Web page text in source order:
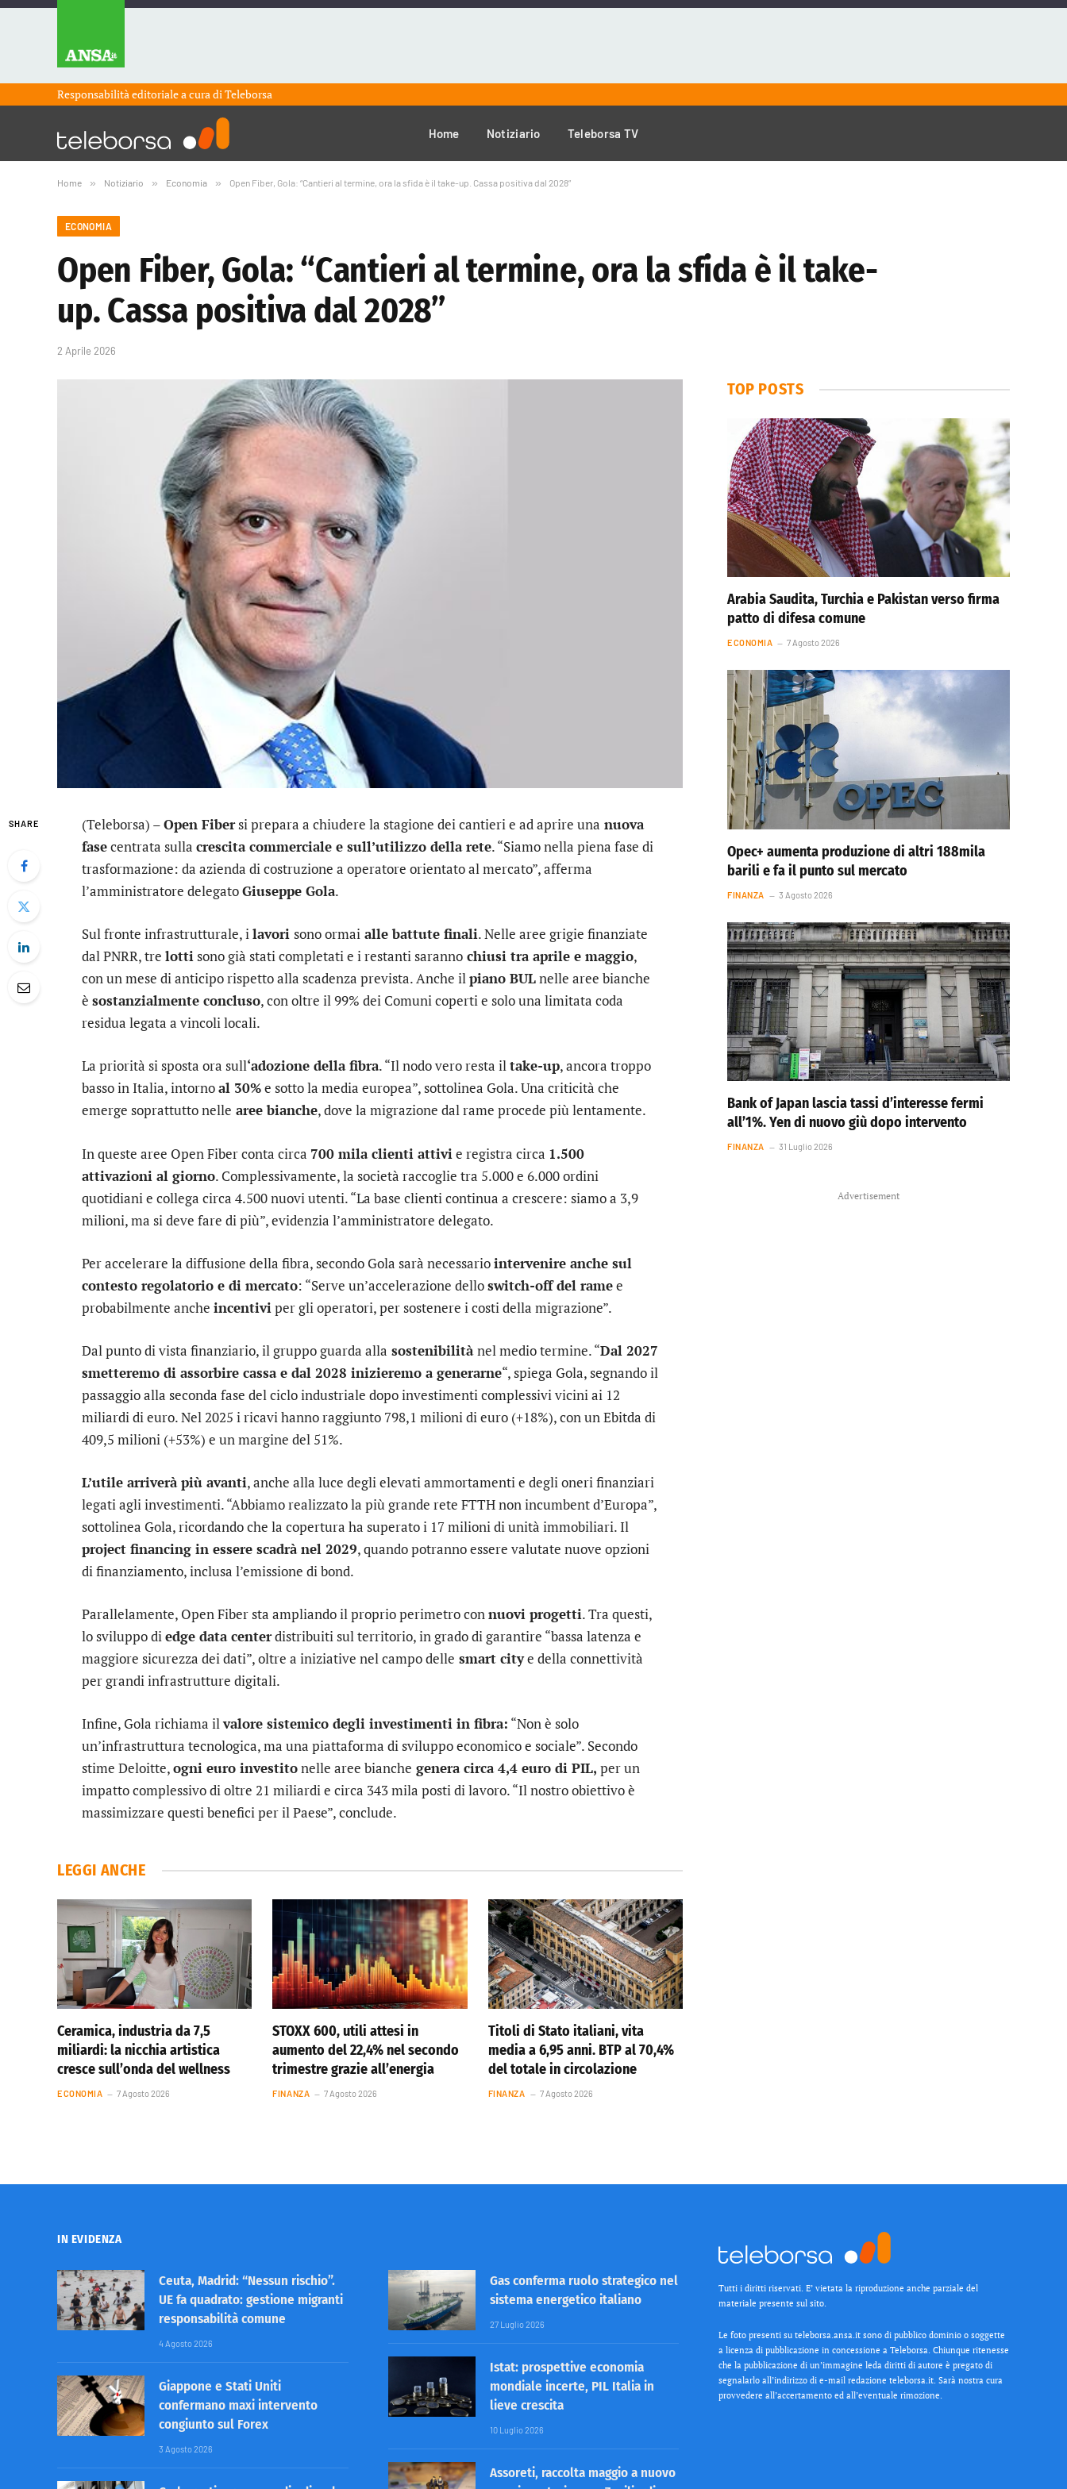
Responsabilità editoriale a cura diTeleborsa
Home Notiziario Teleborsa TV
Home » Notiziario » Economia » Open Fiber, Gola: “Cantieri al termine, ora la sfida è il take-up. Cassa positiva dal 2028”
ECONOMIA
Open Fiber, Gola: “Cantieri al termine, ora la sfida è il take-
up. Cassa positiva dal 2028”
2 Aprile 2026
SHARE (Teleborsa) –Open Fibersi prepara a chiudere la stagione dei cantieri e ad aprire una nuova
fasecentrata sulla crescita commerciale e sull’utilizzo della rete. “Siamo nella piena fase di
trasformazione: da azienda di costruzione a operatore orientato al mercato”, afferma
l’amministratore delegatoGiuseppe Gola.
Sul fronte infrastrutturale, ilavori sono ormai alle battute finali. Nelle aree grigie finanziate
dal PNRR, tre lottisono già stati completati e i restanti saranno chiusi tra aprile e maggio,
con un mese di anticipo rispetto alla scadenza prevista. Anche ilpiano BULnelle aree bianche
è sostanzialmente concluso, con oltre il 99% dei Comuni coperti e solo una limitata coda
residua legata a vincoli locali.
La priorità si sposta ora sull‘adozione della fibra. “Il nodo vero resta iltake-up, ancora troppo
basso in Italia, intornoal 30%e sotto la media europea”, sottolinea Gola. Una criticità che
emerge soprattutto nelle aree bianche, dove la migrazione dal rame procede più lentamente.
In queste aree Open Fiber conta circa 700 mila clienti attivi e registra circa 1.500
attivazioni al giorno. Complessivamente, la società raccoglie tra 5.000 e 6.000 ordini
quotidiani e collega circa 4.500 nuovi utenti. “La base clienti continua a crescere: siamo a 3,9
milioni, ma si deve fare di più”, evidenzia l’amministratore delegato.
Per accelerare la diffusione della fibra, secondo Gola sarà necessariointervenire anche sul
contesto regolatorio e di mercato: “Serve un’accelerazione delloswitch-off del ramee
probabilmente anche incentiviper gli operatori, per sostenere i costi della migrazione”.
Dal punto di vista finanziario, il gruppo guarda alla sostenibilitànel medio termine. “Dal 2027
smetteremo di assorbire cassa e dal 2028 inizieremo a generarne“, spiega Gola, segnando il
passaggio alla seconda fase del ciclo industriale dopo investimenti complessivi vicini ai 12
miliardi di euro. Nel 2025 i ricavi hanno raggiunto 798,1 milioni di euro (+18%), con un Ebitda di
409,5 milioni (+53%) e un margine del 51%.
L’utile arriverà più avanti, anche alla luce degli elevati ammortamenti e degli oneri finanziari
legati agli investimenti. “Abbiamo realizzato la più grande rete FTTH non incumbent d’Europa”,
sottolinea Gola, ricordando che la copertura ha superato i 17 milioni di unità immobiliari. Il
project financing in essere scadrà nel 2029, quando potranno essere valutate nuove opzioni
di finanziamento, inclusa l’emissione di bond.
Parallelamente, Open Fiber sta ampliando il proprio perimetro connuovi progetti. Tra questi,
lo sviluppo diedge data centerdistribuiti sul territorio, in grado di garantire “bassa latenza e
maggiore sicurezza dei dati”, oltre a iniziative nel campo delle smart citye della connettività
per grandi infrastrutture digitali.
Infine, Gola richiama ilvalore sistemico degli investimenti in fibra: “Non è solo
un’infrastruttura tecnologica, ma una piattaforma di sviluppo economico e sociale”. Secondo
stime Deloitte,ogni euro investitonelle aree bianche genera circa 4,4 euro di PIL, per un
impatto complessivo di oltre 21 miliardi e circa 343 mila posti di lavoro. “Il nostro obiettivo è
massimizzare questi benefici per il Paese”, conclude.
LEGGI ANCHE
Ceramica, industria da 7,5
miliardi: la nicchia artistica
cresce sull’onda del wellness
ECONOMIA 7 Agosto 2026
STOXX 600, utili attesi in
aumento del 22,4% nel secondo
trimestre grazie all’energia
FINANZA 7 Agosto 2026
Titoli di Stato italiani, vita
media a 6,95 anni. BTP al 70,4%
del totale in circolazione
FINANZA 7 Agosto 2026
TOP POSTS
Arabia Saudita, Turchia e Pakistan verso firma
patto di difesa comune
ECONOMIA 7 Agosto 2026
Opec+ aumenta produzione di altri 188mila
barili e fa il punto sul mercato
FINANZA 3 Agosto 2026
Bank of Japan lascia tassi d’interesse fermi
all’1%. Yen di nuovo giù dopo intervento
FINANZA 31 Luglio 2026
Advertisement
IN EVIDENZA
Ceuta, Madrid: “Nessun rischio”.
UE fa quadrato: gestione migranti
responsabilità comune
4 Agosto 2026
Giappone e Stati Uniti
confermano maxi intervento
congiunto sul Forex
3 Agosto 2026
Gas conferma ruolo strategico nel
sistema energetico italiano
27 Luglio 2026
Istat: prospettive economia
mondiale incerte, PIL Italia in
lieve crescita
10 Luglio 2026
Assoreti, raccolta maggio a nuovo
Tutti i diritti riservati. E’ vietata la riproduzione anche parziale del
materiale presente sul sito.
Le foto presenti su teleborsa.ansa.it sono di pubblico dominio o soggette
a licenza di pubblicazione in concessione a Teleborsa. Chiunque ritenesse
che la pubblicazione di un’immagine leda diritti di autore è pregato di
segnalarlo all’indirizzo di e-mail redazione teleborsa.it. Sarà nostra cura
provvedere all’accertamento ed all’eventuale rimozione.